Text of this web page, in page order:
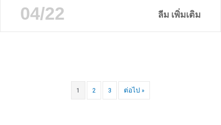
หน่วยกู้ภัยฉุกเฉิน การป้องกันอัคคีภัย และภาคพลังงาน เพื่อ
สร้างแพลตฟอร์มแบบไดนามิกสําหรับ...
04/22 ลีม เพิ่มเติม
1 2 3 ต่อไป »